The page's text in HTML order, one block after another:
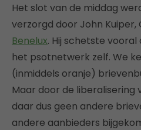
Het slot van de middag
verzorgd door John Kuiper,
Benelux. Hij schetste
het psotnetwerk zelf. We
(inmiddels oranje)
Maar door de liberalisering
daar dus geen andere
andere aanbieders